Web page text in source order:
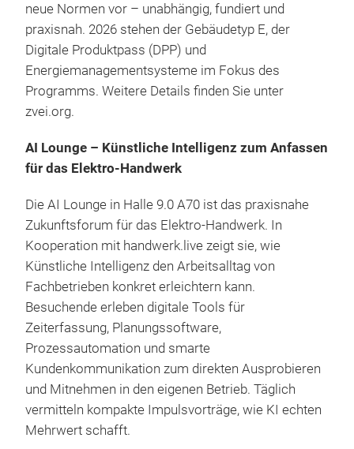
neue Normen vor – unabhängig, fundiert und
praxisnah. 2026 stehen der Gebäudetyp E, der
Digitale Produktpass (DPP) und
Energiemanagementsysteme im Fokus des
Programms. Weitere Details finden Sie unter
zvei.org.
AI Lounge – Künstliche Intelligenz zum Anfassen
für das Elektro-Handwerk
Die AI Lounge in Halle 9.0 A70 ist das praxisnahe
Zukunftsforum für das Elektro-Handwerk. In
Kooperation mit handwerk.live zeigt sie, wie
Künstliche Intelligenz den Arbeitsalltag von
Fachbetrieben konkret erleichtern kann.
Besuchende erleben digitale Tools für
Zeiterfassung, Planungssoftware,
Prozessautomation und smarte
Kundenkommunikation zum direkten Ausprobieren
und Mitnehmen in den eigenen Betrieb. Täglich
vermitteln kompakte Impulsvorträge, wie KI echten
Mehrwert schafft.